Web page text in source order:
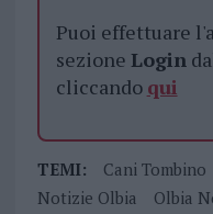
Puoi effettuare
sezione Login
cliccando qui
TEMI: Cani Tombino
Notizie Olbia
Olbia